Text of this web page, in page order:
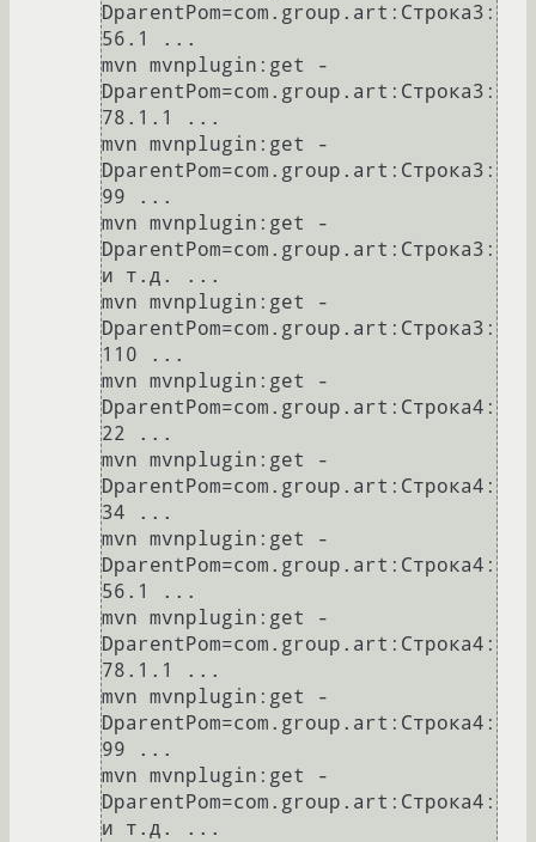
DparentPom=com.group.art:Строка3:
56.1 ...
mvn mvnplugin:get -
DparentPom=com.group.art:Строка3:
78.1.1 ...
mvn mvnplugin:get -
DparentPom=com.group.art:Строка3:
99 ...
mvn mvnplugin:get -
DparentPom=com.group.art:Строка3:
и т.д. ...
mvn mvnplugin:get -
DparentPom=com.group.art:Строка3:
110 ...
mvn mvnplugin:get -
DparentPom=com.group.art:Строка4:
22 ...
mvn mvnplugin:get -
DparentPom=com.group.art:Строка4:
34 ...
mvn mvnplugin:get -
DparentPom=com.group.art:Строка4:
56.1 ...
mvn mvnplugin:get -
DparentPom=com.group.art:Строка4:
78.1.1 ...
mvn mvnplugin:get -
DparentPom=com.group.art:Строка4:
99 ...
mvn mvnplugin:get -
DparentPom=com.group.art:Строка4:
и т.д. ...